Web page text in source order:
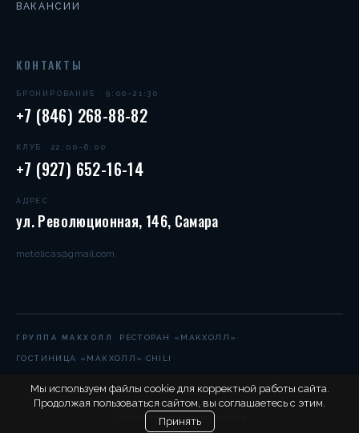
Мы используем файлы cookie для корректной работы сайта.
Продолжая пользоваться сайтом, вы соглашаетесь с этим.
Принять
ВАКАНСИИ
КОНТАКТЫ
БРОНИРОВАНИЕ · 9:00–21:30
+7 (846) 268-88-82
КЛУБ · 22:00–6:00
+7 (927) 652-16-14
АДРЕС
ул. Революционная, 146, Самара
metelicas@gmail.com
ГРУППА МАКХОЛЛ РЕСТОРАН «МАКХОЛЛ» ·
ГОСТИНИЦА «МАКХОЛЛ» ·CHILI
© 2004–2026 Метелица-С. Все права защищены.
Политика конфиденциальности